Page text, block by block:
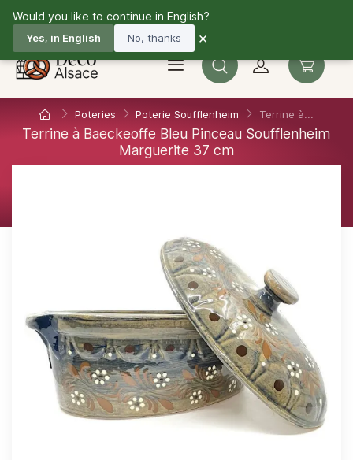
Would you like to continue in English?
Yes, in English No, thanks ×
03 67 10 33 36
Poteries Poterie Soufflenheim Terrine à...
Terrine à Baeckeoffe Bleu Pinceau Soufflenheim
Marguerite 37 cm